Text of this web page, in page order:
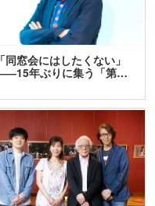
「同窓会にはしたくない」
年ぶりに集う「第…